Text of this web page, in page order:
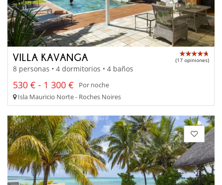
VILLA KAVANGA (17 opiniones)
8 personas • 4 dormitorios • 4 baños
530 € - 1 300 €
Por noche
Isla Mauricio Norte - Roches Noires